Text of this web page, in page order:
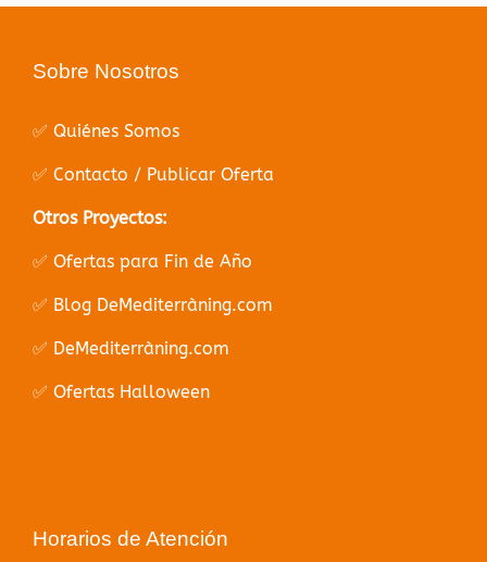
Sobre Nosotros
✅ Quiénes Somos
✅ Contacto / Publicar Oferta
Otros Proyectos:
✅ Ofertas para Fin de Año
✅ Blog DeMediterràning.com
✅ DeMediterràning.com
✅ Ofertas Halloween
Horarios de Atención